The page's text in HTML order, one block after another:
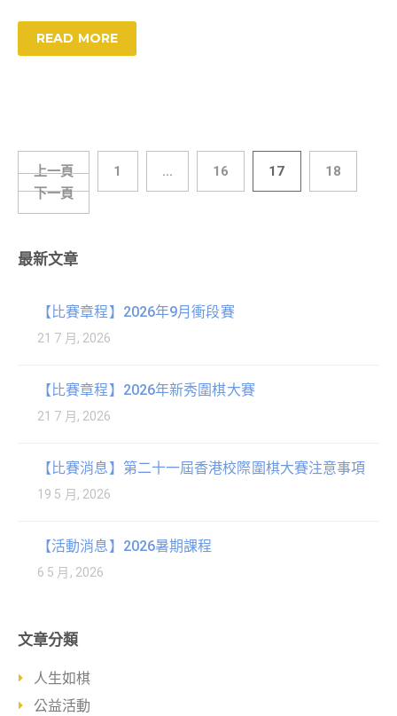
READ MORE
上一頁 1 ... 16 17
18
下一頁
最新文章
【比賽章程】2026年9月衝段賽
21 7 月, 2026
【比賽章程】2026年新秀圍棋大賽
21 7 月, 2026
【比賽消息】第二十一屆香港校際圍棋大賽注意事項
19 5 月, 2026
【活動消息】2026暑期課程
6 5 月, 2026
文章分類
人生如棋
公益活動